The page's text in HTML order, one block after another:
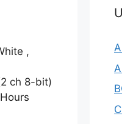
,
ch 8-bit)